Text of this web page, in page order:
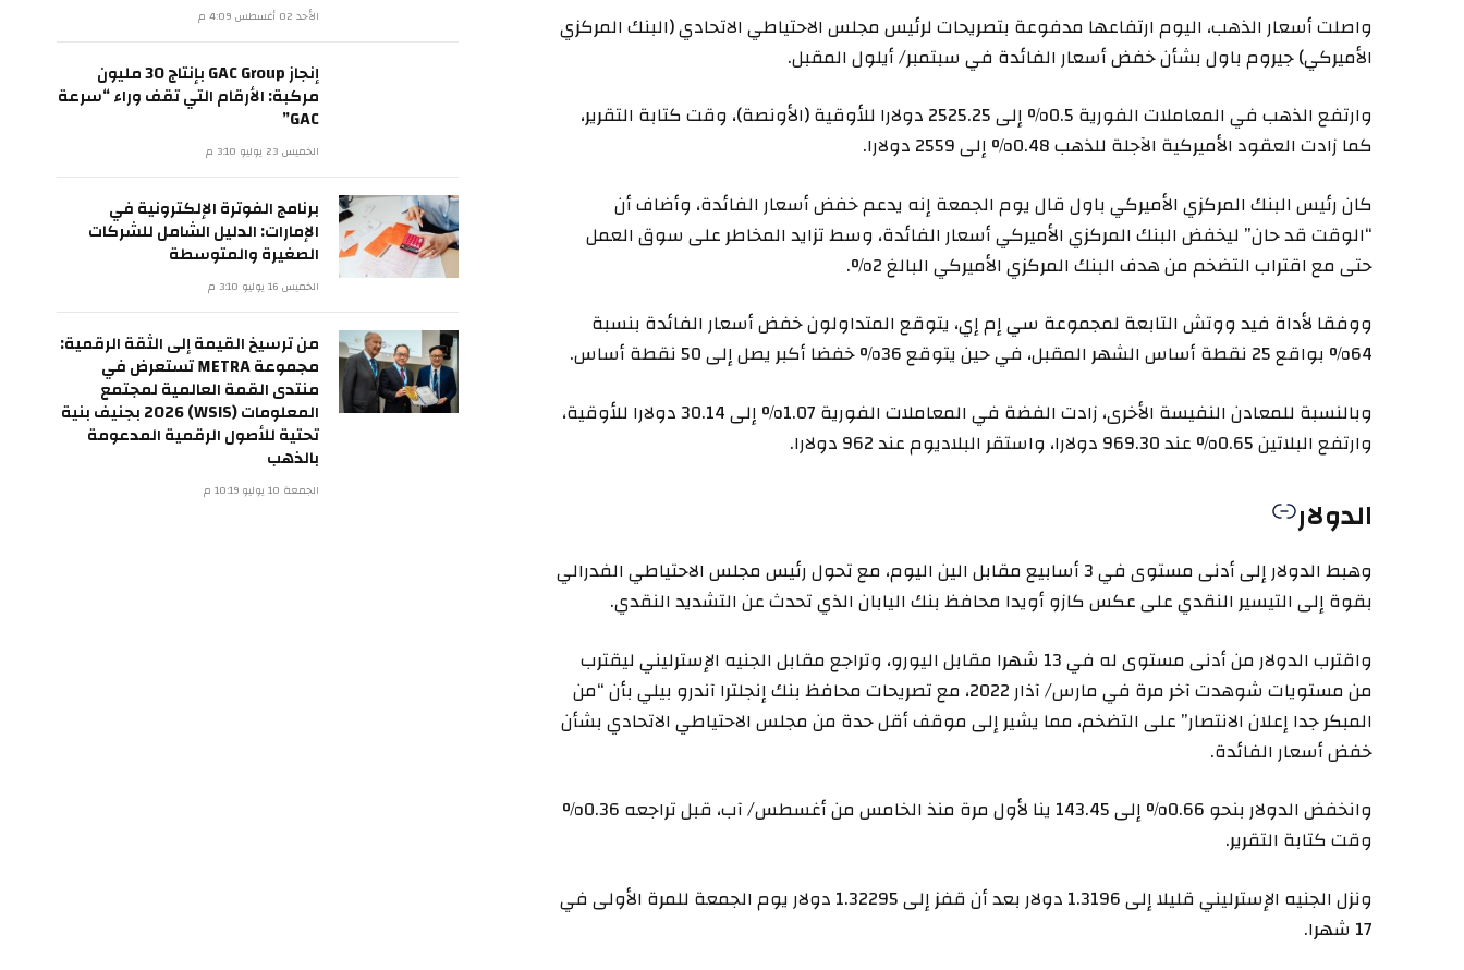
واصلت أسعار الذهب، اليوم ارتفاعها مدفوعة بتصريحات لرئيس مجلس الاحتياطي الاتحادي (البنك المركزي
الأميركي) جيروم باول بشأن خفض أسعار الفائدة في سبتمبر/ أيلول المقبل.
وارتفع الذهب في المعاملات الفورية 0.5% إلى 2525.25 دولارا للأوقية (الأونصة)، وقت كتابة التقرير،
كما زادت العقود الأميركية الآجلة للذهب 0.48% إلى 2559 دولارا.
كان رئيس البنك المركزي الأميركي باول قال يوم الجمعة إنه يدعم خفض أسعار الفائدة، وأضاف أن
“الوقت قد حان” ليخفض البنك المركزي الأميركي أسعار الفائدة، وسط تزايد المخاطر على سوق العمل
حتى مع اقتراب التضخم من هدف البنك المركزي الأميركي البالغ 2%.
ووفقا لأداة فيد ووتش التابعة لمجموعة سي إم إي، يتوقع المتداولون خفض أسعار الفائدة بنسبة
64% بواقع 25 نقطة أساس الشهر المقبل، في حين يتوقع 36% خفضا أكبر يصل إلى 50 نقطة أساس.
وبالنسبة للمعادن النفيسة الأخرى، زادت الفضة في المعاملات الفورية 1.07% إلى 30.14 دولارا للأوقية،
وارتفع البلاتين 0.65% عند 969.30 دولارا، واستقر البلاديوم عند 962 دولارا.
الدولار
وهبط الدولار إلى أدنى مستوى في 3 أسابيع مقابل الين اليوم، مع تحول رئيس مجلس الاحتياطي الفدرالي
بقوة إلى التيسير النقدي على عكس كازو أويدا محافظ بنك اليابان الذي تحدث عن التشديد النقدي.
واقترب الدولار من أدنى مستوى له في 13 شهرا مقابل اليورو، وتراجع مقابل الجنيه الإسترليني ليقترب
من مستويات شوهدت آخر مرة في مارس/ آذار 2022، مع تصريحات محافظ بنك إنجلترا آندرو بيلي بأن “من
المبكر جدا إعلان الانتصار” على التضخم، مما يشير إلى موقف أقل حدة من مجلس الاحتياطي الاتحادي بشأن
خفض أسعار الفائدة.
وانخفض الدولار بنحو 0.66% إلى 143.45 ينا لأول مرة منذ الخامس من أغسطس/ آب، قبل تراجعه 0.36%
وقت كتابة التقرير.
ونزل الجنيه الإسترليني قليلا إلى 1.3196 دولار بعد أن قفز إلى 1.32295 دولار يوم الجمعة للمرة الأولى في
17 شهرا.
الأحد 02 أغسطس 4:09 م
إنجاز GAC Group بإنتاج 30 مليون
مركبة: الأرقام التي تقف وراء “سرعة
GAC”
الخميس 23 يوليو 3:10 م
برنامج الفوترة الإلكترونية في
الإمارات: الدليل الشامل للشركات
الصغيرة والمتوسطة
الخميس 16 يوليو 3:10 م
من ترسيخ القيمة إلى الثقة الرقمية:
مجموعة METRA تستعرض في
منتدى القمة العالمية لمجتمع
المعلومات (WSIS) 2026 بجنيف بنية
تحتية للأصول الرقمية المدعومة
بالذهب
الجمعة 10 يوليو 10:19 م